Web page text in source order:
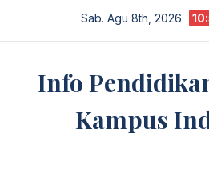
Sab. Agu 8th, 2026
Info
Kampus